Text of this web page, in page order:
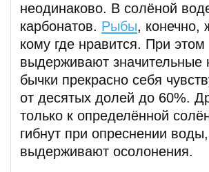
неодинаково. В солёной
карбонатов. Рыбы, конечно,
кому где нравится. При
выдерживают значительные
бычки прекрасно себя
от десятых долей до 60%.
только к определённой
гибнут при опреснении
выдерживают осолонения.